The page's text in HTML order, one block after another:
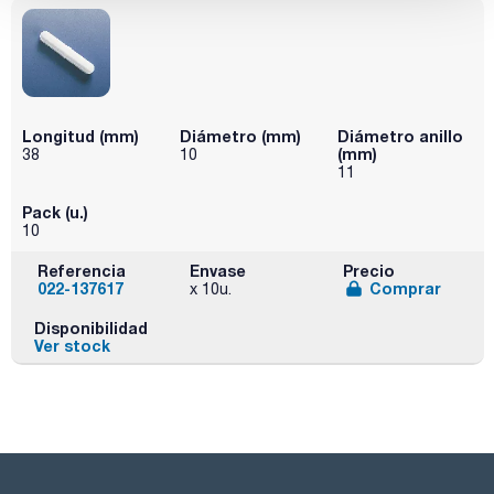
Longitud (mm)
38
Diámetro (mm)
10
Diámetro anillo
(mm)
11
Pack (u.)
10
Referencia
022-137617
Envase
x 10u.
Precio
Comprar
Disponibilidad
Ver stock